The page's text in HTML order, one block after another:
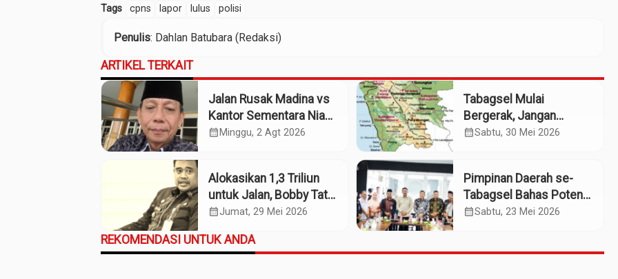
Tags cpns lapor lulus polisi
Penulis: Dahlan Batubara (Redaksi)
ARTIKEL TERKAIT
Jalan Rusak Madina vs
Kantor Sementara Nias:
Kebijakan Pilih Kasih
calendar_month Minggu, 2 Agt 2026
Tabagsel Mulai
Bergerak, Jangan
Berhenti di Foto
calendar_monthSabtu, 30 Mei 2026
Alokasikan 1,3 Triliun
untuk Jalan, Bobby Tata
Ekonomi Sumut
calendar_monthJumat, 29 Mei 2026
Pimpinan Daerah se-
Tabagsel Bahas Potensi
Penerbangan Dua
calendar_monthSabtu, 23 Mei 2026
REKOMENDASI UNTUK ANDA